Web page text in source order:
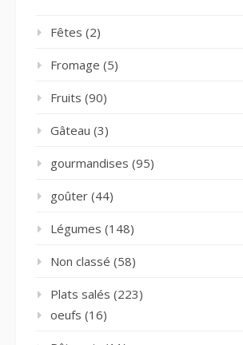
Fêtes (2)
Fromage (5)
Fruits (90)
Gâteau (3)
gourmandises (95)
goûter (44)
Légumes (148)
Non classé (58)
Plats salés (223)
oeufs (16)